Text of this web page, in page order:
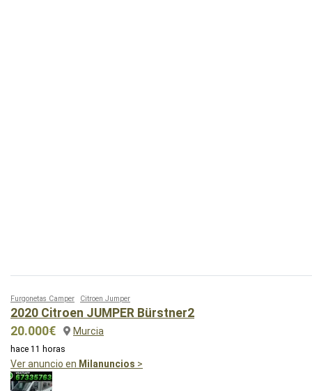
Furgonetas Camper Citroen Jumper
2020 Citroen JUMPER Bürstner2
20.000€
Murcia
hace 11 horas
Ver anuncio en Milanuncios >